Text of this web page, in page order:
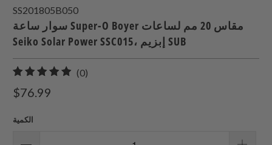
SS201805B050
سوار ساعة Super-O Boyer مقاس 20 مم لساعات
Seiko Solar Power SSC015، إبزيم SUB
(0)
$76.99
الكمية